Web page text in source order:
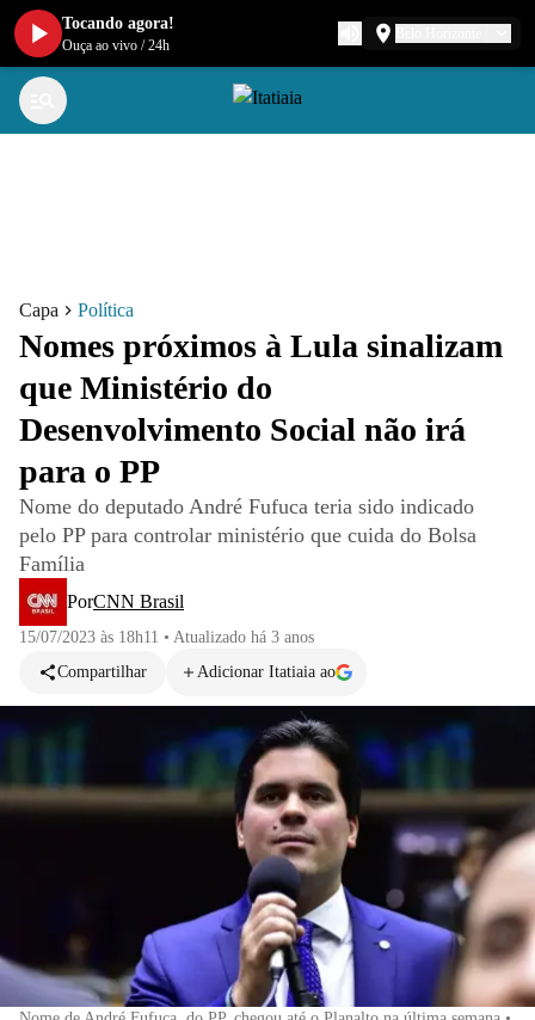
Capa Política
Nomes próximos à Lula sinalizam
que Ministério do
Desenvolvimento Social não irá
para o PP
Nome do deputado André Fufuca teria sido indicado
pelo PP para controlar ministério que cuida do Bolsa
Família
PorCNN Brasil
15/07/2023 às 18h11 • Atualizado há 3 anos
Compartilhar
Adicionar Itatiaia ao
Tocando agora!
Ouça ao vivo /24h